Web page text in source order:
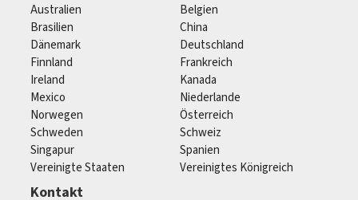
Australien
Belgien
Brasilien
China
Dänemark
Deutschland
Finnland
Frankreich
Ireland
Kanada
Mexico
Niederlande
Norwegen
Österreich
Schweden
Schweiz
Singapur
Spanien
Vereinigte Staaten
Vereinigtes Königreich
Kontakt